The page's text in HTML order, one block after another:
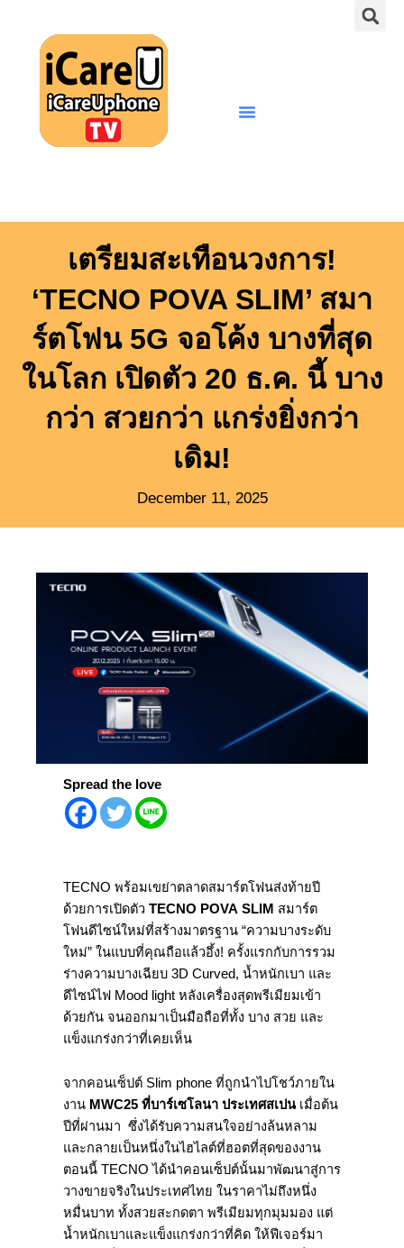
content
เตรียมสะเทือนวงการ!
‘TECNO POVA SLIM’ สมา
ร์ตโฟน 5G จอโค้ง บางที่สุด
ในโลก เปิดตัว 20 ธ.ค. นี้ บาง
กว่า สวยกว่า แกร่งยิ่งกว่า
เดิม!
December 11, 2025
Spread the love
TECNO พร้อมเขย่าตลาดสมาร์ตโฟนส่งท้ายปี
ด้วยการเปิดตัว TECNO POVA SLIM สมาร์ต
โฟนดีไซน์ใหม่ที่สร้างมาตรฐาน “ความบางระดับ
ใหม่” ในแบบที่คุณถือแล้วอึ้ง! ครั้งแรกกับการรวม
ร่างความบางเฉียบ 3D Curved, น้ำหนักเบา และ
ดีไซน์ไฟ Mood light หลังเครื่องสุดพรีเมียมเข้า
ด้วยกัน จนออกมาเป็นมือถือที่ทั้ง บาง สวย และ
แข็งแกร่งกว่าที่เคยเห็น
จากคอนเซ็ปต์ Slim phone ที่ถูกนำไปโชว์ภายใน
งาน MWC25 ที่บาร์เซโลนา ประเทศสเปน เมื่อต้น
ปีที่ผ่านมา ซึ่งได้รับความสนใจอย่างล้นหลาม
และกลายเป็นหนึ่งในไฮไลต์ที่ฮอตที่สุดของงาน
ตอนนี้ TECNO ได้นำคอนเซ็ปต์นั้นมาพัฒนาสู่การ
วางขายจริงในประเทศไทย ในราคาไม่ถึงหนึ่ง
หมื่นบาท ทั้งสวยสะกดตา พรีเมียมทุกมุมมอง แต่
น้ำหนักเบาและแข็งแกร่งกว่าที่คิด ให้ฟีเจอร์มา